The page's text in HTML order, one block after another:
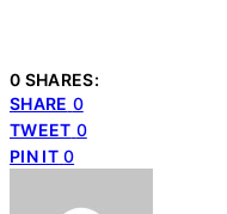
0 SHARES:
SHARE 0
TWEET 0
PIN IT 0